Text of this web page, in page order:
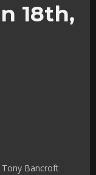
18th,
Bancroft